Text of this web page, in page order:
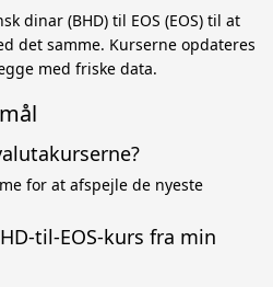
dinar (BHD) til EOS (EOS) til at
det samme. Kurserne opdateres
med friske data.
for at afspejle de nyeste
til-EOS-kurs fra min